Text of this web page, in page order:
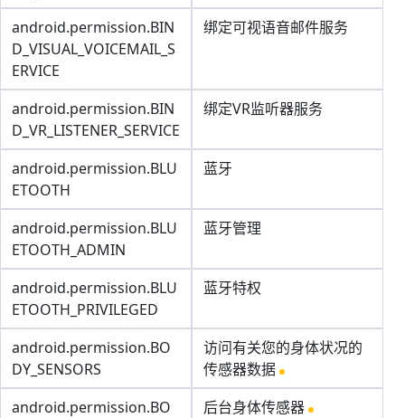
android.permission.BIN
D_VISUAL_VOICEMAIL_S
ERVICE
绑定可视语音邮件服务
android.permission.BIN
D_VR_LISTENER_SERVICE
绑定VR监听器服务
android.permission.BLU
ETOOTH
蓝牙
android.permission.BLU
ETOOTH_ADMIN
蓝牙管理
android.permission.BLU
ETOOTH_PRIVILEGED
蓝牙特权
android.permission.BO
DY_SENSORS
访问有关您的身体状况的
传感器数据
android.permission.BO
后台身体传感器